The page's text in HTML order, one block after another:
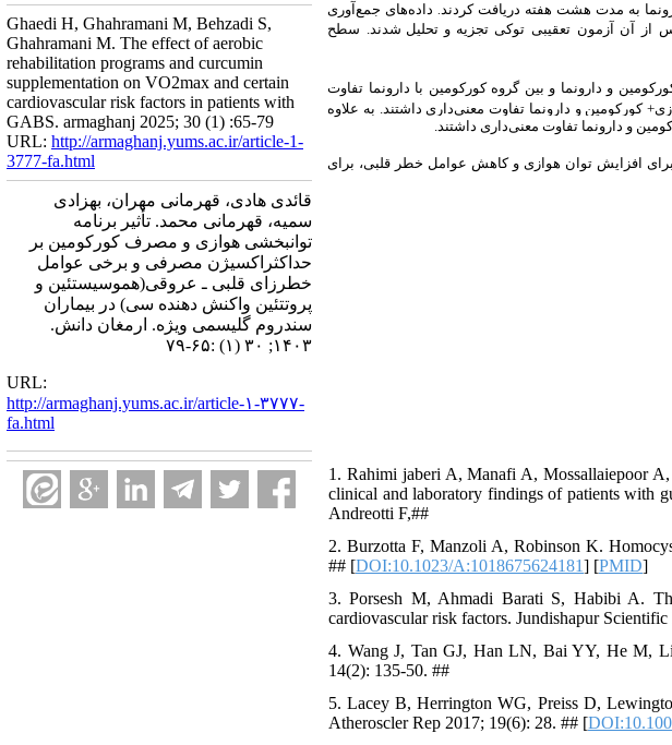
به مدت هشت هفته دریافت کردند داده‌های جمع‌آوری
از آن آزمون تعقیبی توکی تجزیه و تحلیل شدند. سطح
و دارونما و بین گروه کورکومین با دارونما تفاوت
کورکومین و دارونما تفاوت معنی‌داری داشتند. به علاوه
و دارونما تفاوت معنی‌داری داشتند.
افزایش توان هوازی و کاهش عوامل خطر قلبی، برای
1. Rahimi jaberi A, Manafi A, Mossallaiepoor
clinical and laboratory findings of patients with
Andreotti F,##
2. Burzotta F, Manzoli A, Robinson K.
## [DOI:10.1023/A:1018675624181] [PMID]
3. Porsesh M, Ahmadi Barati S, Habibi A.
cardiovascular risk factors. Jundishapur
4. Wang J, Tan GJ, Han LN, Bai YY, He M,
14(2): 135-50. ##
5. Lacey B, Herrington WG, Preiss D,
Atheroscler Rep 2017; 19(6): 28. ## [
Ghaedi H, Ghahramani M, Behzadi S,
Ghahramani M. The effect of aerobic
rehabilitation programs and curcumin
supplementation on VO2max and certain
cardiovascular risk factors in patients with
GABS. armaghanj 2025; 30 (1) :65-79
URL: http://armaghanj.yums.ac.ir/article-1-
3777-fa.html
قائدی هادی، قهرمانی مهران، بهزادی
سمیه، قهرمانی محمد. تأثیر برنامه
توانبخشی هوازی و مصرف کورکومین بر
حداکثراکسیژن مصرفی و برخی عوامل
خطرزای قلبی ـ عروقی(هموسیستئین و
پروتتئین واکنش دهنده سی) در بیماران
سندروم گلیسمی ویژه. ارمغان دانش.
۱۴۰۳; ۳۰ (۱) :۶۵-۷۹
URL:
http://armaghanj.yums.ac.ir/article-۱-۳۷۷۷-
fa.html